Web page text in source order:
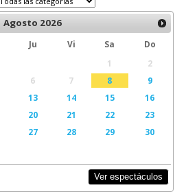
Agosto 2026
Ju Vi Sa
Do
1
2
6 7 8
9
13 14 15
16
20 21 22
23
27 28 29
30
Ver espectáculos